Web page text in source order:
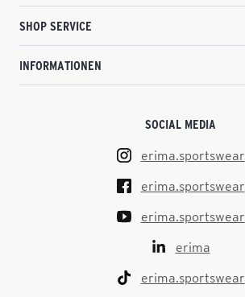
SHOP SERVICE
INFORMATIONEN
SOCIAL MEDIA
erima.sportswear
erima.sportswear
erima.sportswear
erima
erima.sportswear